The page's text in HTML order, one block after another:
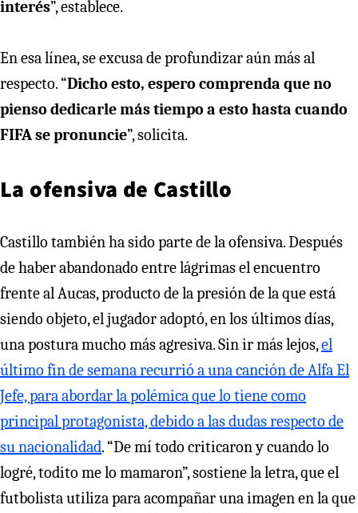
interés”, establece.
En esa línea, se excusa de profundizar aún más al
respecto. “Dicho esto, espero comprenda que no
pienso dedicarle más tiempo a esto hasta cuando
FIFA se pronuncie”, solicita.
La ofensiva de Castillo
Castillo también ha sido parte de la ofensiva. Después
de haber abandonado entre lágrimas el encuentro
frente al Aucas, producto de la presión de la que está
siendo objeto, el jugador adoptó, en los últimos días,
una postura mucho más agresiva. Sin ir más lejos,el
último fin de semana recurrió a una canción de Alfa El
Jefe, para abordar la polémica que lo tiene como
principal protagonista, debido a las dudas respecto de
su nacionalidad. “De mí todo criticaron y cuando lo
logré, todito me lo mamaron”, sostiene la letra, que el
futbolista utiliza para acompañar una imagen en la que